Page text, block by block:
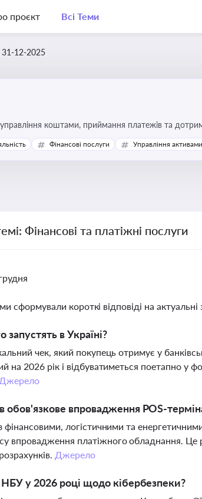
проєкт Всі Теми
31-12-2025
Про регулювання фінансових і платіжних послуг, управління коштами, приймання
Фінансові послуги Управління активами
Фінансові та платіжні послуги
сформували короткі відповіді на
в Україні?
чек, який покупець отримує у
на 2026 рік і відбуватиметься поетапно у
Джерело
обов'язкове впровадження POS-
фінансовими, логістичними та
впровадження платіжного обладнання. Це
Джерело
у 2026 році щодо кібербезпеки?